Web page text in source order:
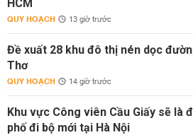
HCM
QUY HOẠCH 13 giờ trước
Đề xuất 28 khu đô thị nén dọc
Thơ
QUY HOẠCH 14 giờ trước
Khu vực Công viên Cầu Giấy sẽ là
phố đi bộ mới tại Hà Nội